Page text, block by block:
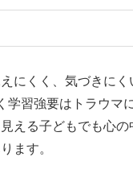
にくく、気づきにく
学習強要はトラウマ
える子どもでも心の
ます。